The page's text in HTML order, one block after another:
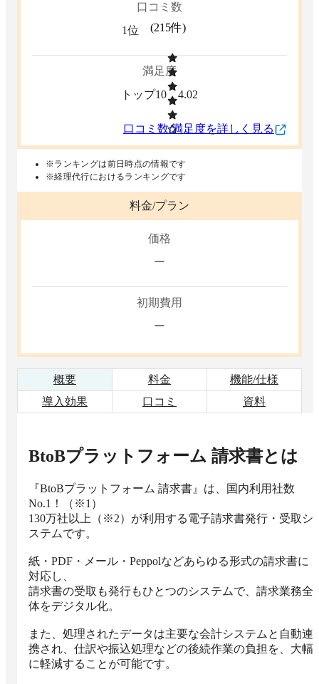
口コミ数
1位
(215件)
満足度
トップ10
4.02
口コミ数/満足度を詳しく見る
※ランキングは前日時点の情報です
※経理代行におけるランキングです
料金/プラン
価格
ー
初期費用
ー
概要 料金
機能/仕様
導入効果
口コミ 資料
BtoBプラットフォーム 請求書とは
『BtoBプラットフォーム 請求書』は、国内利用社数
No.1！（※1）
130万社以上（※2）が利用する電子請求書発行・受取シ
ステムです。
紙・PDF・メール・Peppolなどあらゆる形式の請求書に
対応し、
請求書の受取も発行もひとつのシステムで、請求業務全
体をデジタル化。
また、処理されたデータは主要な会計システムと自動連
携され、仕訳や振込処理などの後続作業の負担を、大幅
に軽減することが可能です。